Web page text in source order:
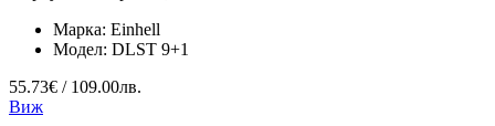
Марка: Einhell
Модел: DLST 9+1
55.73€ / 109.00лв.
Виж